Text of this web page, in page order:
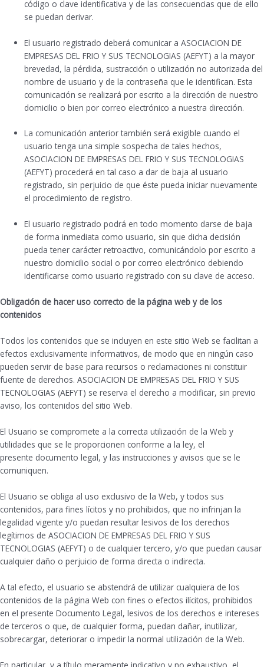
código o clave identificativa y de las consecuencias que de ello
se puedan derivar.
El usuario registrado deberá comunicar a ASOCIACION DE
EMPRESAS DEL FRIO Y SUS TECNOLOGIAS (AEFYT) a la mayor
brevedad, la pérdida, sustracción o utilización no autorizada del
nombre de usuario y de la contraseña que le identifican. Esta
comunicación se realizará por escrito a la dirección de nuestro
domicilio o bien por correo electrónico a nuestra dirección.
La comunicación anterior también será exigible cuando el
usuario tenga una simple sospecha de tales hechos,
ASOCIACION DE EMPRESAS DEL FRIO Y SUS TECNOLOGIAS
(AEFYT) procederá en tal caso a dar de baja al usuario
registrado, sin perjuicio de que éste pueda iniciar nuevamente
el procedimiento de registro.
El usuario registrado podrá en todo momento darse de baja
de forma inmediata como usuario, sin que dicha decisión
pueda tener carácter retroactivo, comunicándolo por escrito a
nuestro domicilio social o por correo electrónico debiendo
identificarse como usuario registrado con su clave de acceso.
Obligación de hacer uso correcto de la página web y de los
contenidos
Todos los contenidos que se incluyen en este sitio Web se facilitan a
efectos exclusivamente informativos, de modo que en ningún caso
pueden servir de base para recursos o reclamaciones ni constituir
fuente de derechos. ASOCIACION DE EMPRESAS DEL FRIO Y SUS
TECNOLOGIAS (AEFYT) se reserva el derecho a modificar, sin previo
aviso, los contenidos del sitio Web.
El Usuario se compromete a la correcta utilización de la Web y
utilidades que se le proporcionen conforme a la ley, el
presente documento legal, y las instrucciones y avisos que se le
comuniquen.
El Usuario se obliga al uso exclusivo de la Web, y todos sus
contenidos, para fines lícitos y no prohibidos, que no infrinjan la
legalidad vigente y/o puedan resultar lesivos de los derechos
legítimos de ASOCIACION DE EMPRESAS DEL FRIO Y SUS
TECNOLOGIAS (AEFYT) o de cualquier tercero, y/o que puedan causar
cualquier daño o perjuicio de forma directa o indirecta.
A tal efecto, el usuario se abstendrá de utilizar cualquiera de los
contenidos de la página Web con fines o efectos ilícitos, prohibidos
en el presente Documento Legal, lesivos de los derechos e intereses
de terceros o que, de cualquier forma, puedan dañar, inutilizar,
sobrecargar, deteriorar o impedir la normal utilización de la Web.
En particular, y a título meramente indicativo y no exhaustivo, el